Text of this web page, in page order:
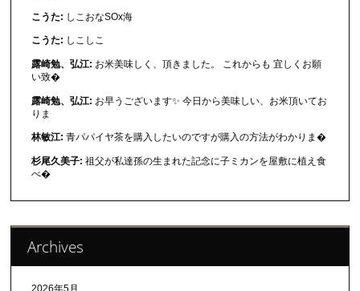
こうた: しこおなSOx海
こうた: しこしこ
露崎勉、弘江: お米美味しく、頂きました。 これからも 宜しくお願
い致�
露崎勉、弘江: お早うございます✨ 今日から美味しい、お米頂いてお
りま
林敏江: 青パパイヤ茶を購入したいのですが購入の方法がわかりま�
杉尾久美子: 祖父が私達孫の生まれた記念に子ミカンを屋敷に植え食
べ�
Archives
2026年5月